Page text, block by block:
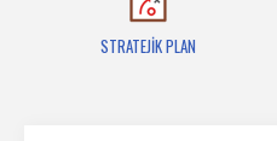
STRATEJİK PLAN